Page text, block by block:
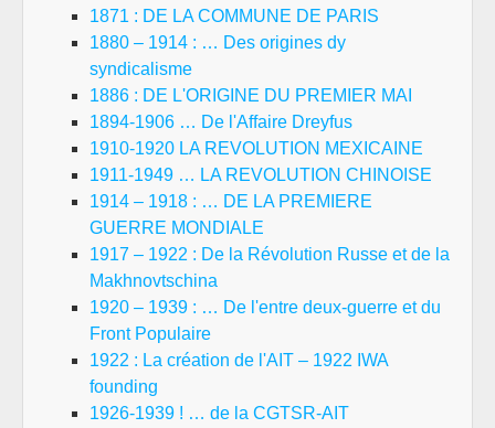
1871 : DE LA COMMUNE DE PARIS
1880 – 1914 : … Des origines dy
syndicalisme
1886 : DE L'ORIGINE DU PREMIER MAI
1894-1906 … De l'Affaire Dreyfus
1910-1920 LA REVOLUTION MEXICAINE
1911-1949 … LA REVOLUTION CHINOISE
1914 – 1918 : … DE LA PREMIERE
GUERRE MONDIALE
1917 – 1922 : De la Révolution Russe et de la
Makhnovtschina
1920 – 1939 : … De l'entre deux-guerre et du
Front Populaire
1922 : La création de l'AIT – 1922 IWA
founding
1926-1939 ! … de la CGTSR-AIT